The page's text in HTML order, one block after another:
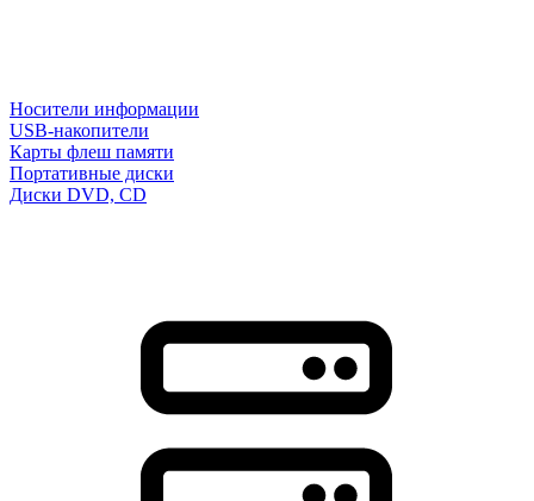
Носители информации
USB-накопители
Карты флеш памяти
Портативные диски
Диски DVD, CD